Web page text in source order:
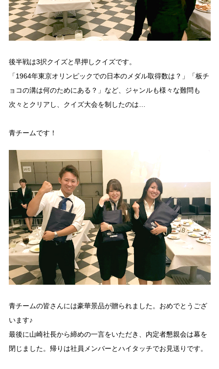
後半戦は3択クイズと早押しクイズです。
「1964年東京オリンピックでの日本のメダル取得数は？」「板チ
ョコの溝は何のためにある？」など、ジャンルも様々な難問も
次々とクリアし、クイズ大会を制したのは…
青チームです！
青チームの皆さんには豪華景品が贈られました。おめでとうござ
います♪
最後に山崎社長から締めの一言をいただき、内定者懇親会は幕を
閉じました。帰りは社員メンバーとハイタッチでお見送りです。